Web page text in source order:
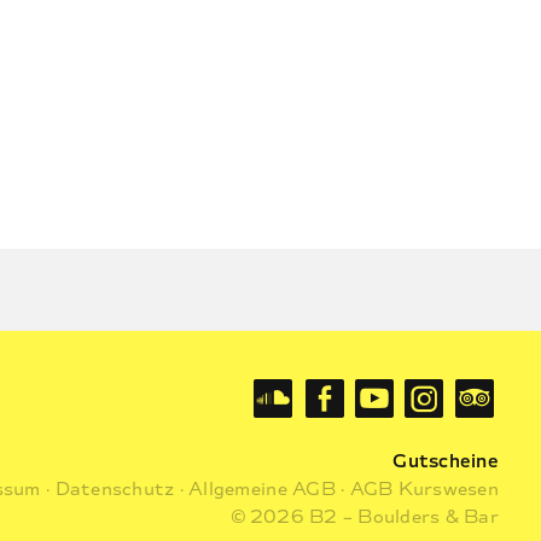
Gutscheine
· Datenschutz ·Allgemeine AGB· AGB Kurswesen
© 2026 B2 – Boulders & Bar